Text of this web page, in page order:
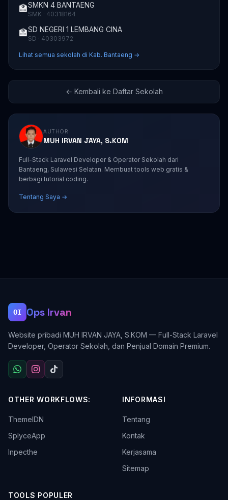
🏫SMKN 4 BANTAENG
SMK · 40318164
🏫SD NEGERI 1 LEMBANG CINA
SD · 40303972
Lihat semua sekolah di Kab. Bantaeng →
← Kembali ke Daftar Sekolah
AUTHOR
MUH IRVAN JAYA, S.KOM
Full-Stack Laravel Developer & Operator Sekolah dari
Bantaeng, Sulawesi Selatan. Membuat tools web gratis &
berbagi tutorial coding.
Tentang Saya →
OI Ops Irvan
Website pribadi MUH IRVAN JAYA, S.KOM — Full-Stack Laravel
Developer, Operator Sekolah, dan Penjual Domain Premium.
OTHER WORKFLOWS:
ThemeIDN
SplyceApp
Inpecthe
INFORMASI
Tentang
Kontak
Kerjasama
Sitemap
TOOLS POPULER